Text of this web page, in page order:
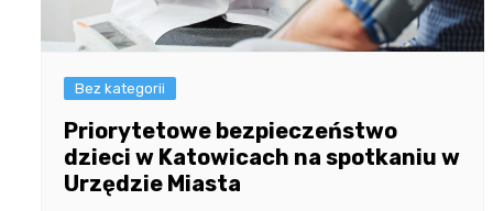
Bez kategorii
Priorytetowe bezpieczeństwo
dzieci w Katowicach na spotkaniu w
Urzędzie Miasta